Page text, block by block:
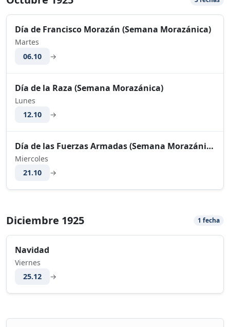
Día de Francisco Morazán (Semana Morazánica)
Martes
06.10
→
Día de la Raza (Semana Morazánica)
Lunes
12.10
→
Día de las Fuerzas Armadas (Semana Morazánica)
Miercoles
21.10
→
Diciembre 1925 1 fecha
Navidad
Viernes
25.12
→